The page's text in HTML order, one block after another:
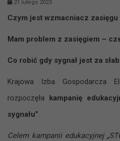
21 lutego 2023
Czym jest wzmacniacz zasięgu
Mam problem z zasięgiem –
Co robić gdy sygnał jest za
Krajowa Izba Gospodarcza
rozpoczęła
kampanię
sygnału”.
Celem kampanii edukacyjnej